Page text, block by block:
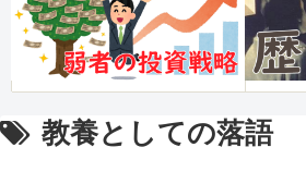
教養としての落語